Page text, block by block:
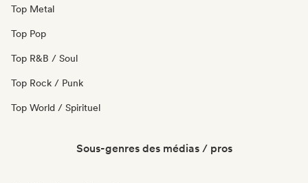
Top Metal
Top Pop
Top R&B / Soul
Top Rock / Punk
Top World / Spirituel
Sous-genres des médias / pros